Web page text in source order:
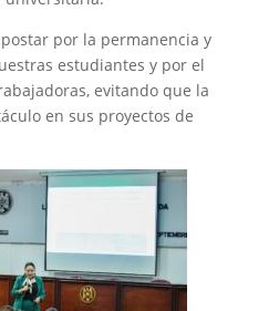
por la permanencia y
estudiantes y por el
evitando que la
en sus proyectos de